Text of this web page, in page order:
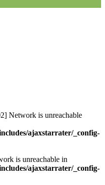
Network is unreachable
ajaxstarrater/_config-
is unreachable in
ajaxstarrater/_config-